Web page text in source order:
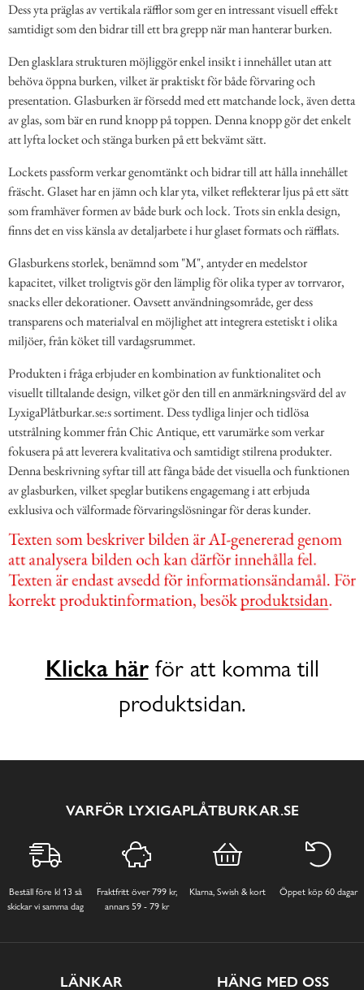
Dess yta präglas av vertikala räfflor som ger en intressant visuell effekt
samtidigt som den bidrar till ett bra grepp när man hanterar burken.
Den glasklara strukturen möjliggör enkel insikt i innehållet utan att
behöva öppna burken, vilket är praktiskt för både förvaring och
presentation. Glasburken är försedd med ett matchande lock, även detta
av glas, som bär en rund knopp på toppen. Denna knopp gör det enkelt
att lyfta locket och stänga burken på ett bekvämt sätt.
Lockets passform verkar genomtänkt och bidrar till att hålla innehållet
fräscht. Glaset har en jämn och klar yta, vilket reflekterar ljus på ett sätt
som framhäver formen av både burk och lock. Trots sin enkla design,
finns det en viss känsla av detaljarbete i hur glaset formats och räfflats.
Glasburkens storlek, benämnd som "M", antyder en medelstor
kapacitet, vilket troligtvis gör den lämplig för olika typer av torrvaror,
snacks eller dekorationer. Oavsett användningsområde, ger dess
transparens och materialval en möjlighet att integrera estetiskt i olika
miljöer, från köket till vardagsrummet.
Produkten i fråga erbjuder en kombination av funktionalitet och
visuellt tilltalande design, vilket gör den till en anmärkningsvärd del av
LyxigaPlåtburkar.se:s sortiment. Dess tydliga linjer och tidlösa
utstrålning kommer från Chic Antique, ett varumärke som verkar
fokusera på att leverera kvalitativa och samtidigt stilrena produkter.
Denna beskrivning syftar till att fånga både det visuella och funktionen
av glasburken, vilket speglar butikens engagemang i att erbjuda
exklusiva och välformade förvaringslösningar för deras kunder.
Klicka härför att komma till
produktsidan.
VARFÖR LYXIGAPLÅTBURKAR.SE
Beställ före kl 13 så
skickar vi samma dag
Fraktfritt över 799 kr,
annars 59 - 79 kr
Klarna, Swish & kort Öppet köp 60 dagar
LÄNKAR HÄNG MED OSS